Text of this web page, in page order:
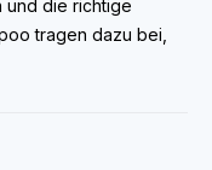
und die richtige
tragen dazu bei,